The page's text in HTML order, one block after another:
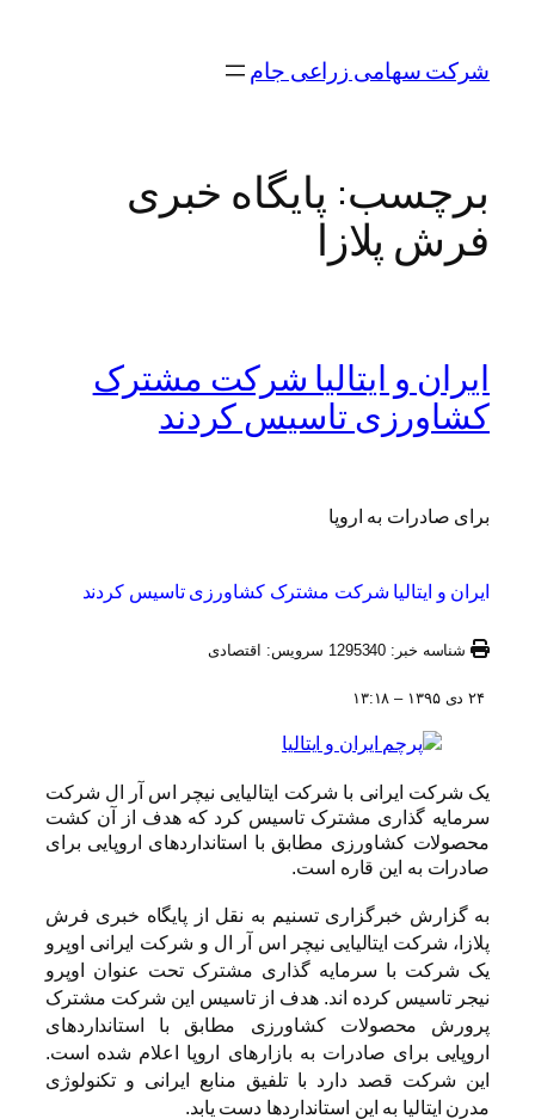
محتواشرکت سهامی زراعی جام
برچسب: پایگاه خبری
فرش پلازا
ایران و ایتالیا شرکت مشترک
کشاورزی تاسیس کردند
برای صادرات به اروپا
ایران و ایتالیا شرکت مشترک کشاورزی تاسیس کردند
شناسه خبر: 1295340 سرویس: اقتصادی
یک شرکت ایرانی با شرکت ایتالیایی نیچر اس آر ال شرکت
سرمایه گذاری مشترک تاسیس کرد که هدف از آن کشت
محصولات کشاورزی مطابق با استانداردهای اروپایی برای
صادرات به این قاره است.
به گزارش خبرگزاری تسنیم به نقل از پایگاه خبری فرش
پلازا، شرکت ایتالیایی نیچر اس آر ال و شرکت ایرانی اوپرو
یک شرکت با سرمایه گذاری مشترک تحت عنوان اوپرو
نیجر تاسیس کرده اند. هدف از تاسیس این شرکت مشترک
پرورش محصولات کشاورزی مطابق با استانداردهای
اروپایی برای صادرات به بازارهای اروپا اعلام شده است.
این شرکت قصد دارد با تلفیق منابع ایرانی و تکنولوژی
مدرن ایتالیا به این استانداردها دست یابد.